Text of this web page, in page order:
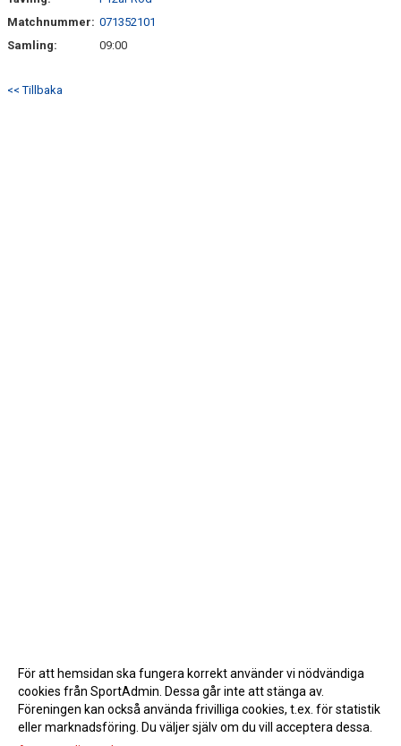
KLUBBSHOP
Matchnummer: 071352101
Samling:
09:00
<< Tillbaka
För att hemsidan ska fungera korrekt använder vi nödvändiga
cookies från SportAdmin. Dessa går inte att stänga av.
Föreningen kan också använda frivilliga cookies, t.ex. för statistik
eller marknadsföring. Du väljer själv om du vill acceptera dessa.